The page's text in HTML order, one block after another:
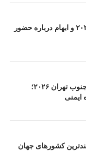
مجتبی خامنه‌ای ۲۰۲۶ و ابهام درباره حضور
انفجار کارخانه در جنوب تهران ۲۰۲۶؛
ایمنی
کشورهای جهان